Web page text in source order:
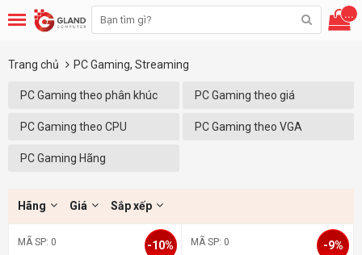
...
Trang chủ PC Gaming, Streaming
PC Gaming theo phân khúc PC Gaming theo giá
PC Gaming theo CPU PC Gaming theo VGA
PC Gaming Hãng
Hãng Giá Sắp xếp
MÃ SP: 0 -10% MÃ SP: 0 -9%